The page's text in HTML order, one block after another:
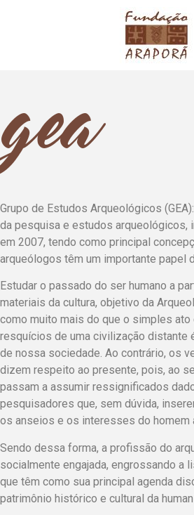
gea
Grupo de Estudos Arqueológicos
da pesquisa e estudos arqueológicos,
em 2007, tendo como principal
arqueólogos têm um importante papel
Estudar o passado do ser humano a
materiais da cultura, objetivo da
como muito mais do que o simples ato
resquícios de uma civilização distante
de nossa sociedade. Ao contrário, os
dizem respeito ao presente, pois, ao
passam a assumir ressignificados
pesquisadores que, sem dúvida,
os anseios e os interesses do homem
Sendo dessa forma, a profissão do
socialmente engajada, engrossando a
que têm como sua principal agenda
patrimônio histórico e cultural da